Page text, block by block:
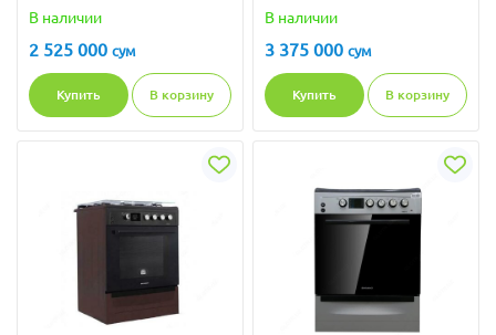
Матовый
В наличии
2 525 000 сум
Купить В корзину
Матовый
В наличии
3 375 000 сум
Купить В корзину